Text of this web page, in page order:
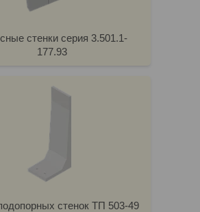
стенки серия 3.501.1-
177.93
стенок ТП 503-49